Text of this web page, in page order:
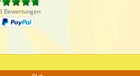
Übertragung
Bewertungen